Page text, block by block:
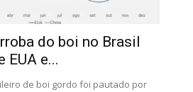
do boi no Brasil
EUA e...
de boi gordo foi pautado por